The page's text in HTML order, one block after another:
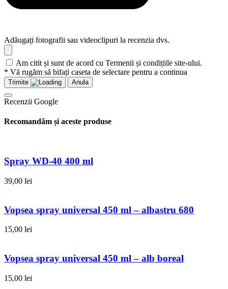
Adăugați fotografii sau videoclipuri la recenzia dvs.
Am citit și sunt de acord cu Termenii și condițiile site-ului.
* Vă rugăm să bifați caseta de selectare pentru a continua
Trimite Anula
Recenzii Google
Recomandăm și aceste produse
Spray WD-40 400 ml
39,00 lei
Vopsea spray universal 450 ml – albastru 680
15,00 lei
Vopsea spray universal 450 ml – alb boreal
15,00 lei